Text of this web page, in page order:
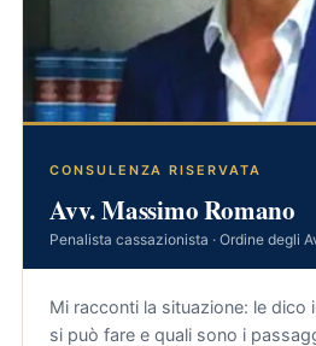
CONSULENZA RISERVATA
Avv. Massimo Romano
Penalista cassazionista · Ordine degli
Mi racconti la situazione: le dico
si può fare e quali sono i